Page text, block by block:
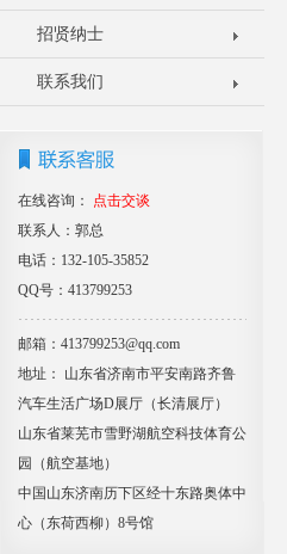
招贤纳士
联系我们
在线咨询：
点击交谈
联系人：郭总
电话：132-105-35852
QQ号：413799253
邮箱：413799253@qq.com
地址： 山东省济南市平安南路齐鲁
汽车生活广场D展厅（长清展厅）
山东省莱芜市雪野湖航空科技体育公
园（航空基地）
中国山东济南历下区经十东路奥体中
心（东荷西柳）8号馆